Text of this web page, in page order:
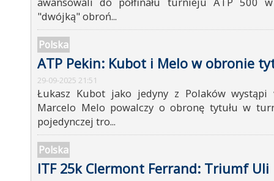
"dwójką" obroń...
Polska
ATP Pekin: Kubot i Melo w obronie
29-09-2025 21:51
Łukasz Kubot jako jedyny z Polaków
Marcelo Melo powalczy o obronę tytułu w
pojedynczej tro...
Polska
ITF 25k Clermont Ferrand: Triumf Uli